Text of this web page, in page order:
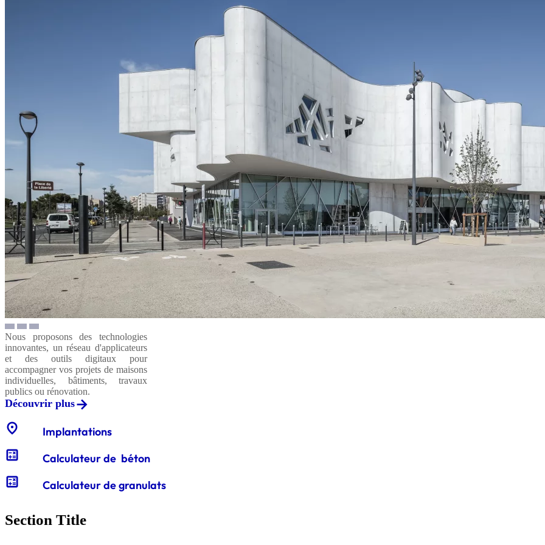
Nous proposons des technologies
innovantes, un réseau d'applicateurs
et des outils digitaux pour
accompagner vos projets de maisons
individuelles, bâtiments, travaux
publics ou rénovation.
Découvrir plus
location_on Implantations
calculate Calculateur de béton
calculate Calculateur de granulats
Section Title